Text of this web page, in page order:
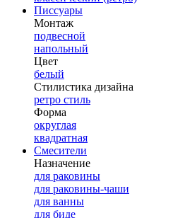
Писсуары
Монтаж
подвесной
напольный
Цвет
белый
Стилистика дизайна
ретро стиль
Форма
округлая
квадратная
Смесители
Назначение
для раковины
для раковины-чаши
для ванны
для биде